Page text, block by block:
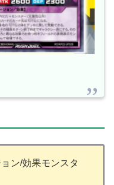
ン/効果モンスタ